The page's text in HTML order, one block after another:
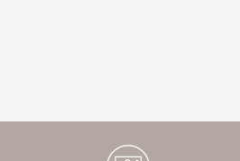
Médiathèque Footer